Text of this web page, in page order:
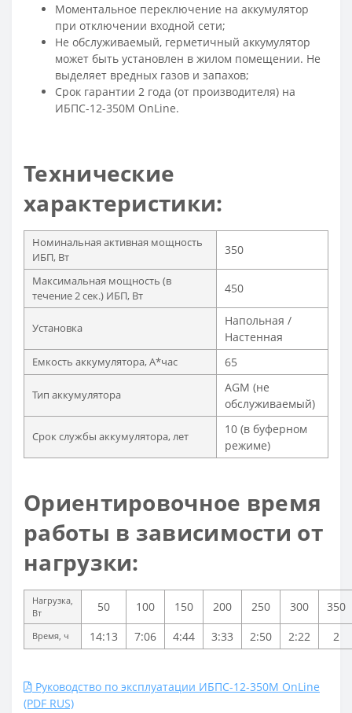
Моментальное переключение на аккумулятор
при отключении входной сети;
Не обслуживаемый, герметичный аккумулятор
может быть установлен в жилом помещении. Не
выделяет вредных газов и запахов;
Срок гарантии 2 года (от производителя) на
ИБПС-12-350M OnLine.
Технические
характеристики:
Номинальная активная мощность
ИБП, Вт
350
Максимальная мощность (в
течение 2 сек.) ИБП, Вт
450
Установка
Напольная /
Настенная
Емкость аккумулятора, А*час 65
Тип аккумулятора
AGM (не
обслуживаемый)
Срок службы аккумулятора, лет
10 (в буферном
режиме)
Ориентировочное время
работы в зависимости от
нагрузки:
Нагрузка,
Вт
50 100 150 200 250 300 350
Время, ч 14:13 7:06 4:44 3:33 2:50 2:22 2
Руководство по эксплуатации ИБПС-12-350М OnLine
(PDF RUS)